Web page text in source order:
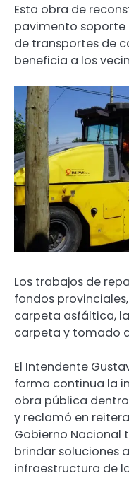
Esta obra de
pavimento soporte
de transportes de
beneficia a los
Los trabajos de
fondos
carpeta asfáltica,
carpeta y tomado
El Intendente
forma continua la
obra pública
y reclamó en
Gobierno Nacional
brindar soluciones
infraestructura de